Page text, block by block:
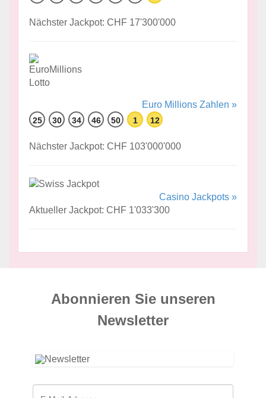
Nächster Jackpot: CHF 17'300'000
Euro Millions Zahlen »
25 30 34 46 50 1 12
Nächster Jackpot: CHF 103'000'000
Casino Jackpots »
Aktueller Jackpot: CHF 1'033'300
Abonnieren Sie unseren
News­letter